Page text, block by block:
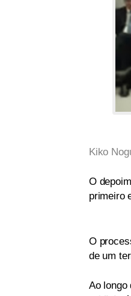
Kiko
O
primeiro
O
de um
Ao longo